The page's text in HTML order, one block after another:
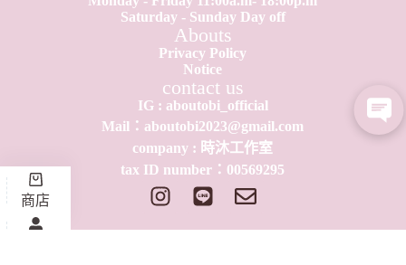
Saturday - Sunday Day off
Abouts
Privacy Policy
Notice
contact us
IG : aboutobi_official
Mail：aboutobi2023@gmail.com
company : 時沐工作室
tax ID number：0​0​569295
商店